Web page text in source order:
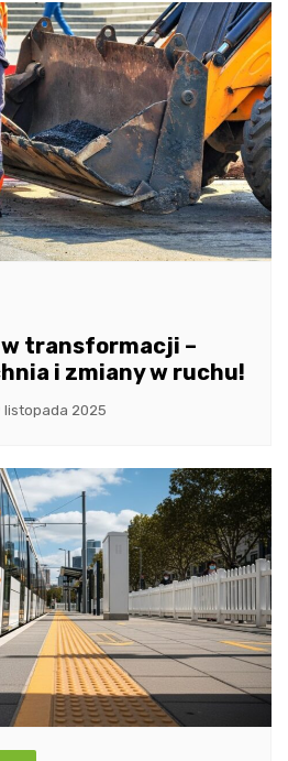
transformacji –
i zmiany w ruchu!
listopada 2025